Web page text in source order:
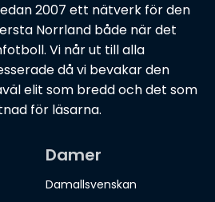
2007 ett nätverk för den
Norrland både när det
Vi når ut till alla
då vi bevakar den
elit som bredd och det som
för läsarna.
Damer
Damallsvenskan